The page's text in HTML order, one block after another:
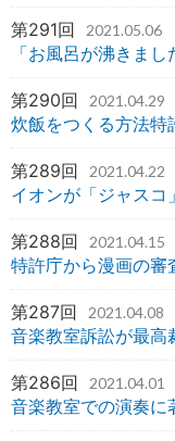
第291回 2021.05.06
「お風呂が沸きま
第290回 2021.04.29
炊飯をつくる方法特
第289回 2021.04.22
イオンが「ジャスコ
第288回 2021.04.15
特許庁から漫画の審
第287回 2021.04.08
音楽教室訴訟が最高
第286回 2021.04.01
音楽教室での演奏に